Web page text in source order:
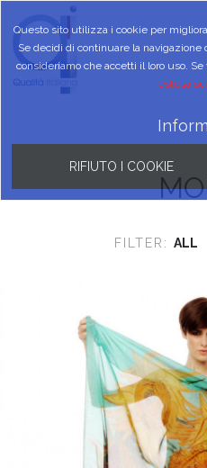
Questo sito utilizza i cookie per
Se decidi di continuare la
consideriamo che accetti il loro uso.
estesa
RIFIUTO I COOKIE
FILTER: ALL